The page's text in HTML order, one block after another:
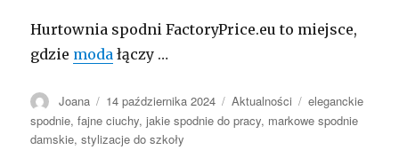
Hurtownia spodni FactoryPrice.eu to miejsce,
gdzie moda łączy …
Autor
Joana Opublikowano
14 października 2024 Kategorie
Aktualności Tagi
eleganckie
spodnie,fajne ciuchy,jakie spodnie do pracy, markowe spodnie
damskie,stylizacje do szkoły